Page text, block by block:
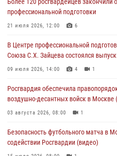
05 августа 2026, 12:39
Московские росгвардейцы
05 августа 2026, 12:35
Делегация МВД Республики
04 августа 2026, 18:16 5
профессиональной подготовки
21 июля 2026, 12:00 6
В Центре профессиональной
Союза С.Х. Зайцева состоялся
09 июля 2026, 14:00 4 1
Росгвардия обеспечила
воздушно-десантных войск в Москве
03 августа 2026, 08:00 1
Безопасность футбольного матча в
содействии Росгвардии (видео)